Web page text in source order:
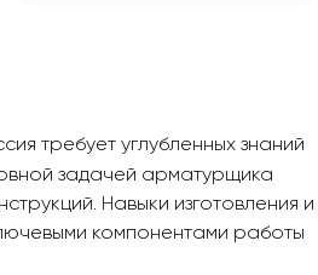
требует углубленных знаний
задачей арматурщика
Навыки изготовления и
компонентами работы